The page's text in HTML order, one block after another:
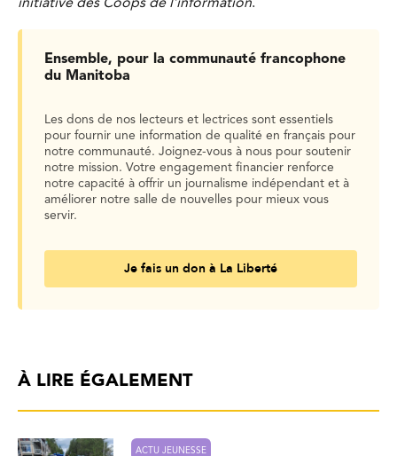
initiative des Coops de l’information.
Ensemble, pour la communauté francophone
du Manitoba
Les dons de nos lecteurs et lectrices sont essentiels
pour fournir une information de qualité en français pour
notre communauté. Joignez-vous à nous pour soutenir
notre mission. Votre engagement financier renforce
notre capacité à offrir un journalisme indépendant et à
améliorer notre salle de nouvelles pour mieux vous
servir.
Je fais un don à La Liberté
À LIRE ÉGALEMENT
ACTU JEUNESSE